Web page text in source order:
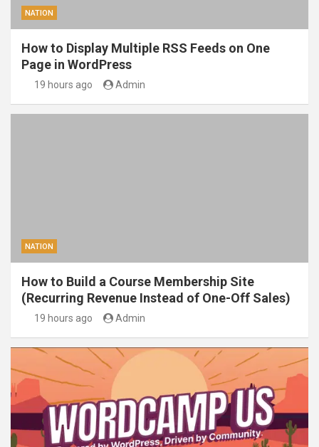
NATION
How to Display Multiple RSS Feeds on One
Page in WordPress
19 hours ago Admin
NATION
How to Build a Course Membership Site
(Recurring Revenue Instead of One-Off Sales)
19 hours ago Admin